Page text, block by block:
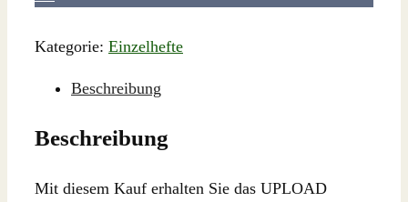
Kategorie: Einzelhefte
Beschreibung
Beschreibung
Mit diesem Kauf erhalten Sie das UPLOAD